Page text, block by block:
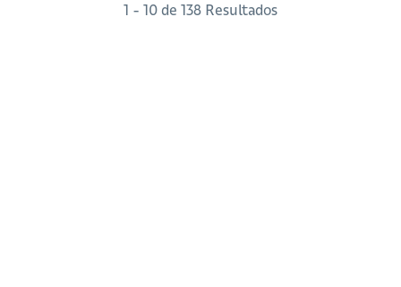
1 - 10 de 138 Resultados